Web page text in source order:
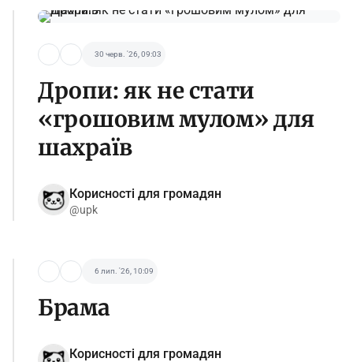
30 черв. '26, 09:03
Дропи: як не стати
«грошовим мулом» для
шахраїв
Корисності для громадян
@upk
6 лип. '26, 10:09
Брама
Корисності для громадян